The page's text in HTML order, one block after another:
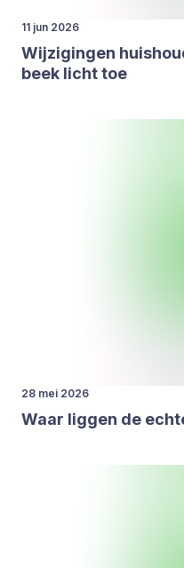
11 jun 2026
Wij­zi­gin­gen
beek licht toe
28 mei 2026
Waar lig­gen de